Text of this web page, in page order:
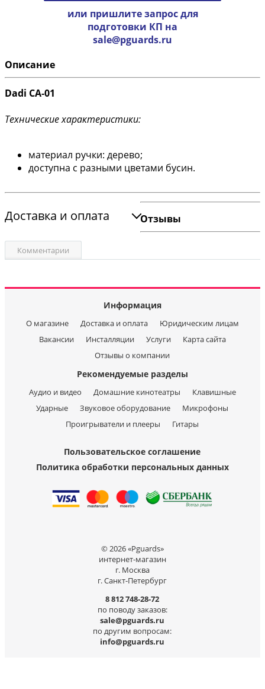
или пришлите запрос для
подготовки КП на
sale@pguards.ru
Описание
Dadi CA-01
Технические характеристики:
материал ручки: дерево;
доступна с разными цветами бусин.
Доставка и оплата Отзывы
Комментарии
Информация
О магазине Доставка и оплата
Юридическим лицам
Вакансии
Инсталляции Услуги
Карта сайта
Отзывы о компании
Рекомендуемые разделы
Аудио и видео Домашние кинотеатры
Клавишные
Ударные
Звуковое оборудование
Микрофоны
Проигрыватели и плееры
Гитары
Пользовательское соглашение
Политика обработки персональных данных
© 2026 «Pguards»
интернет-магазин
г. Москва
г. Санкт-Петербург
8 812 748-28-72
по поводу заказов:
sale@pguards.ru
по другим вопросам:
info@pguards.ru